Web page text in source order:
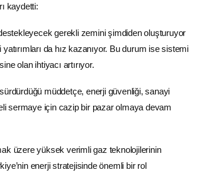
kaydetti:
gerekli zemini şimdiden oluşturuyor
da hız kazanıyor. Bu durum ise sistemi
olan ihtiyacı artırıyor.
müddetçe, enerji güvenliği, sanayi
sermaye için cazip bir pazar olmaya devam
üzere yüksek verimli gaz teknolojilerinin
enerji stratejisinde önemli bir rol